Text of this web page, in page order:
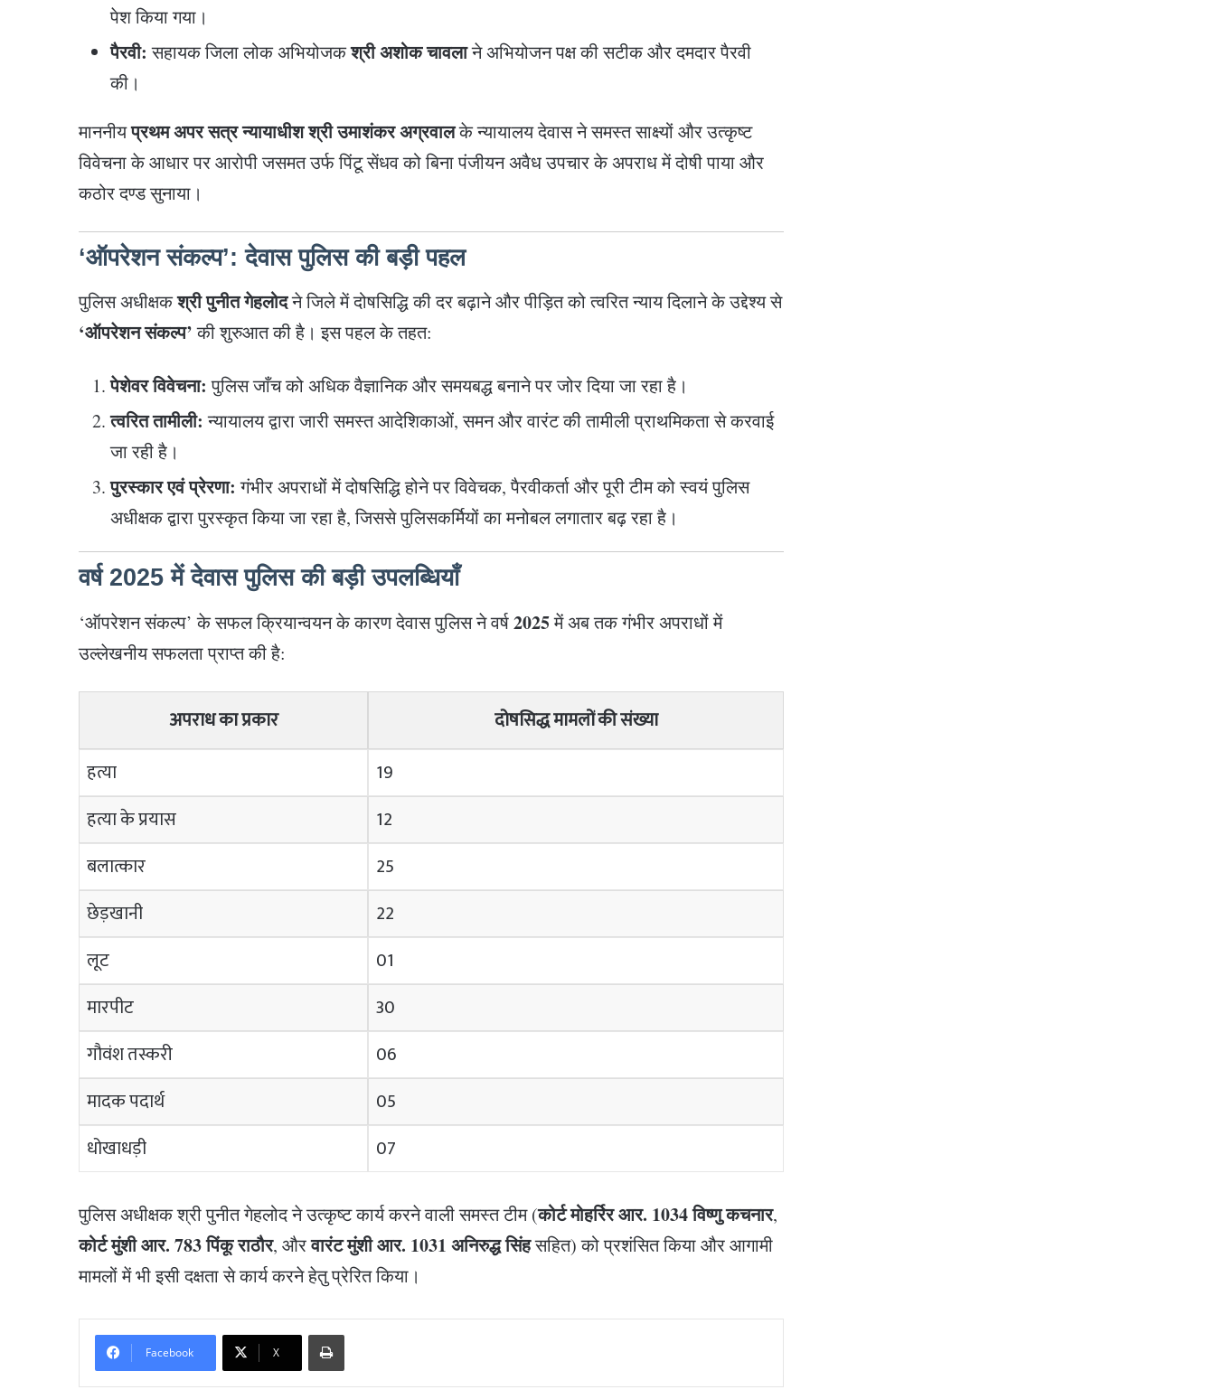
पेश किया गया।
पैरवी: सहायक जिला लोक अभियोजकश्री अशोक चावलाने अभियोजन पक्ष की सटीक और दमदार पैरवी
की।
माननीयप्रथम अपर सत्र न्यायाधीश श्री उमाशंकर अग्रवालके न्यायालय देवास ने समस्त साक्ष्यों और उत्कृष्ट
विवेचना के आधार पर आरोपी जसमत उर्फ पिंटू सेंधव को बिना पंजीयन अवैध उपचार के अपराध में दोषी पाया और
कठोर दण्ड सुनाया।
‘ऑपरेशन संकल्प’: देवास पुलिस की बड़ी पहल
पुलिस अधीक्षकश्री पुनीत गेहलोदने जिले में दोषसिद्धि की दर बढ़ाने और पीड़ित को त्वरित न्याय दिलाने के उद्देश्य से
‘ऑपरेशन संकल्प’की शुरुआत की है। इस पहल के तहत:
पेशेवर विवेचना: पुलिस जाँच को अधिक वैज्ञानिक और समयबद्ध बनाने पर जोर दिया जा रहा है।
त्वरित तामीली: न्यायालय द्वारा जारी समस्त आदेशिकाओं, समन और वारंट की तामीली प्राथमिकता से करवाई
जा रही है।
पुरस्कार एवं प्रेरणा: गंभीर अपराधों में दोषसिद्धि होने पर विवेचक, पैरवीकर्ता और पूरी टीम को स्वयं पुलिस
अधीक्षक द्वारा पुरस्कृत किया जा रहा है, जिससे पुलिसकर्मियों का मनोबल लगातार बढ़ रहा है।
वर्ष 2025 में देवास पुलिस की बड़ी उपलब्धियाँ
‘ऑपरेशन संकल्प’ के सफल क्रियान्वयन के कारण देवास पुलिस ने वर्ष2025में अब तक गंभीर अपराधों में
उल्लेखनीय सफलता प्राप्त की है:
अपराध का प्रकार
दोषसिद्ध मामलों की संख्या
हत्या
19
हत्या के प्रयास
12
बलात्कार
25
छेड़खानी
22
लूट
01
मारपीट
30
गौवंश तस्करी
06
मादक पदार्थ
05
धोखाधड़ी
07
पुलिस अधीक्षक श्री पुनीत गेहलोद ने उत्कृष्ट कार्य करने वाली समस्त टीम (कोर्ट मोहर्रिर आर. 1034 विष्णु कचनार,
कोर्ट मुंशी आर. 783 पिंकू राठौर, औरवारंट मुंशी आर. 1031 अनिरुद्ध सिंहसहित) को प्रशंसित किया और आगामी
मामलों में भी इसी दक्षता से कार्य करने हेतु प्रेरित किया।
Facebook X